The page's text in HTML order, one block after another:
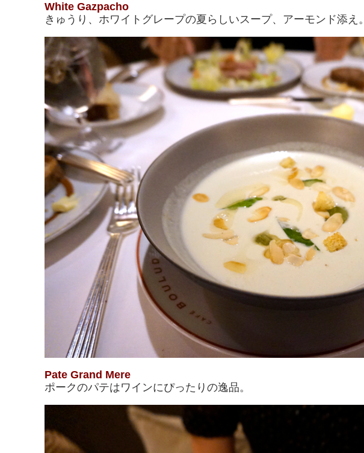
White Gazpacho
きゅうり、ホワイトグレープの夏らしいスープ、アーモンド添え。
Pate Grand Mere
ポークのパテはワインにぴったりの逸品。